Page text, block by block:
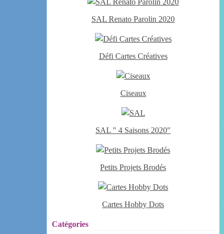
SAL Renato Parolin 2020
Défi Cartes Créatives
Ciseaux
SAL " 4 Saisons 2020"
Petits Projets Brodés
Cartes Hobby Dots
Catégories